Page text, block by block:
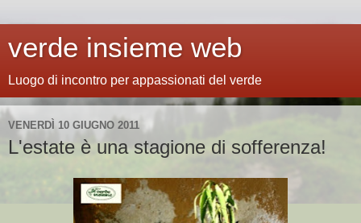
verde insieme web
Luogo di incontro per appassionati del verde
VENERDÌ 10 GIUGNO 2011
L'estate è una stagione di sofferenza!